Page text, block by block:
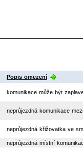
Popis omezení
komunikace může být
neprůjezdná komunikace
neprůjezdná křižovatka ve
neprůjezdná místní